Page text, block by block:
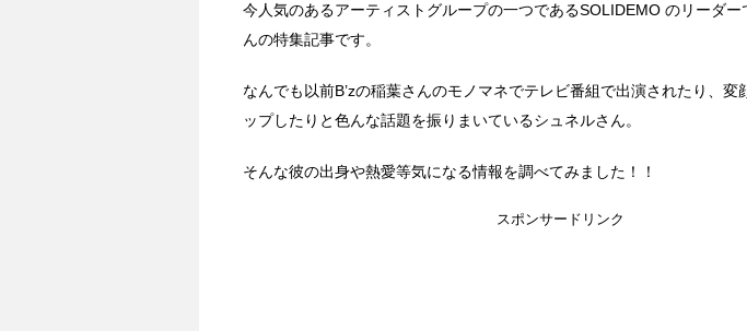
今人気のあるアーティストグループの一つであるSOLIDEMO のリーダー
んの特集記事です。
なんでも以前B’zの稲葉さんのモノマネでテレビ番組で出演されたり、変
ップしたりと色んな話題を振りまいているシュネルさん。
そんな彼の出身や熱愛等気になる情報を調べてみました！！
スポンサードリンク